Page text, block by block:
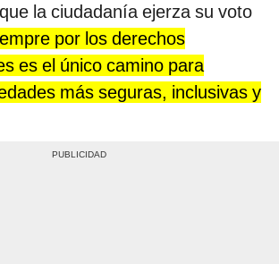
la ciudadanía ejerza su voto
por los derechos
es el único camino para
más seguras, inclusivas y